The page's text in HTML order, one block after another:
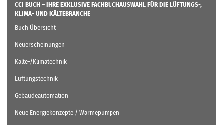
CCI BUCH – IHRE EXKLUSIVE FACHBUCHAUSWAHL FÜR DIE LÜFTUNGS-,
KLIMA- UND KÄLTEBRANCHE
Buch Übersicht
Neuerscheinungen
Kälte-/Klimatechnik
Lüftungstechnik
Gebäudeautomation
Neue Energiekonzepte / Wärmepumpen